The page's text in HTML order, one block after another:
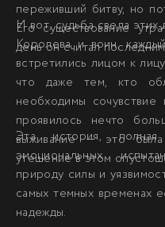
переживший битву, но
Его существование
день он считал
И вот, судьба свела этих
Королева и воин,
встретились лицом к
что даже тем, кто
необходимы
проявилось нечто
выживание — это
утешение в этом
Эта история,
эмоциональных
природу силы и
самых темных временах
надежды.